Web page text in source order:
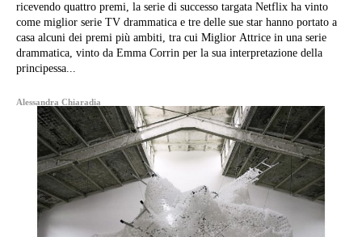
ricevendo quattro premi, la serie di successo targata Netflix ha vinto
come miglior serie TV drammatica e tre delle sue star hanno portato a
casa alcuni dei premi più ambiti, tra cui Miglior Attrice in una serie
drammatica, vinto da Emma Corrin per la sua interpretazione della
principessa...
Alessandra Chiaradia